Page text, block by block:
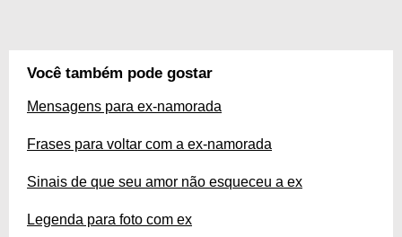
Você também pode gostar
Mensagens para ex-namorada
Frases para voltar com a ex-namorada
Sinais de que seu amor não esqueceu a ex
Legenda para foto com ex